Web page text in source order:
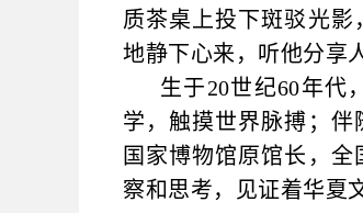
质茶桌上投下斑驳光
地静下心来，听他分享
生于20世纪60年代
学，触摸世界脉搏；伴
国家博物馆原馆长，
察和思考，见证着华夏